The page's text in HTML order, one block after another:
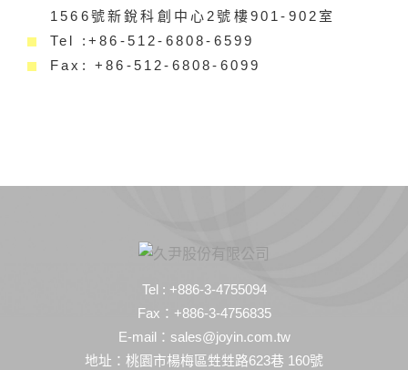
1566號新銳科創中心2號樓901-902室
Tel :+86-512-6808-6599
Fax: +86-512-6808-6099
Tel : +886-3-4755094
Fax：+886-3-4756835
E-mail：sales@joyin.com.tw
地址：桃園市楊梅區甡甡路623巷 160號